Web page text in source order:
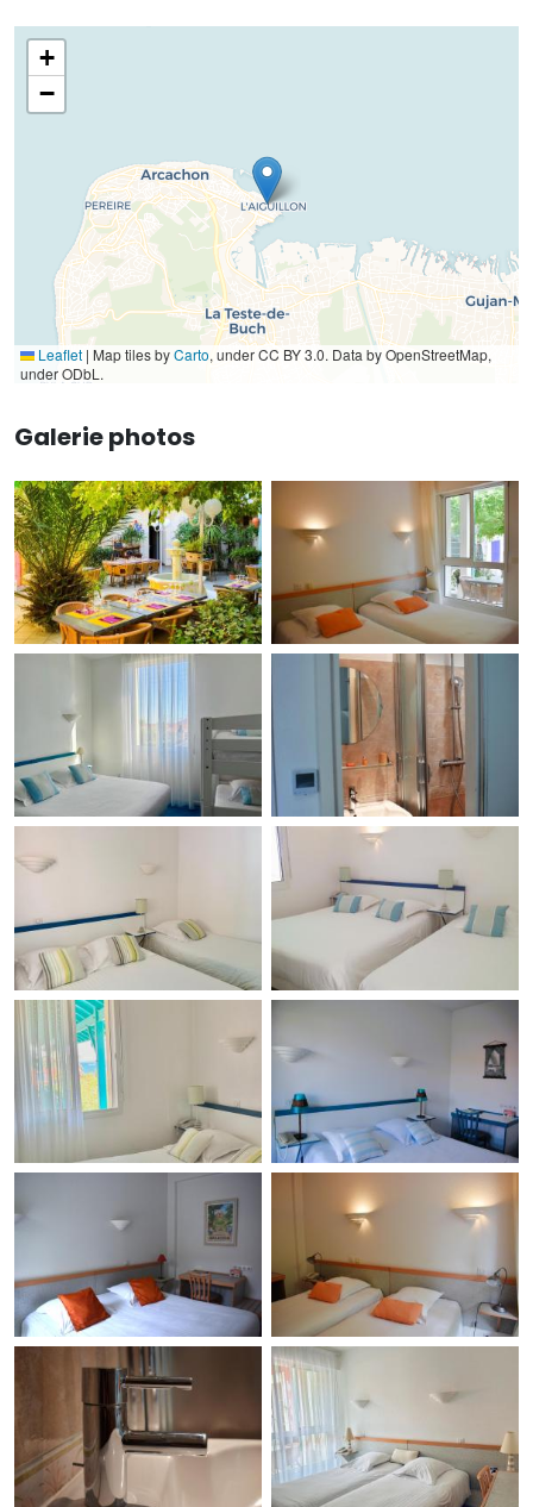
+
−
Leaflet | Map tiles byCarto, under CC BY 3.0. Data by OpenStreetMap,
under ODbL.
Galerie photos